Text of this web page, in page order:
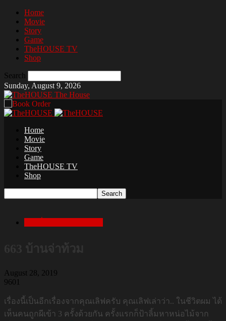
Home
Movie
Story
Game
TheHOUSE TV
Shop
Search
Sunday, August 9, 2026
The House
Home
Movie
Story
Game
TheHOUSE TV
Shop
August 28, 2019
9601
เรื่องนี้เป็นอีกเรื่องจากคุณเลิฟครับ คุณเลิฟเล่าว่า.. ในชีวิตผม ได้
เห็นคนถูกผีเข้า 3 ครั้งด้วยกัน ครั้งแรกก็ป้าลิ้มหาหน่อไม้จาก